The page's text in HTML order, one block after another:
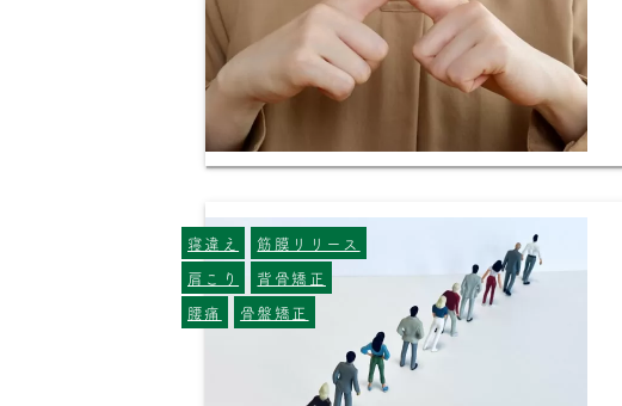
寝違え
筋膜リリース
肩こり
背骨矯正
腰痛
骨盤矯正